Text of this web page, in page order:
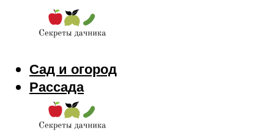
Сад и огород
Рассада
Цветы
Заготовки